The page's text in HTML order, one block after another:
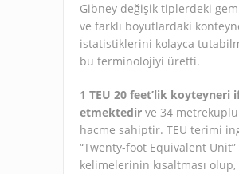
Gibney değişik tiplerdeki
ve farklı boyutlardaki
istatistiklerini kolayca
bu terminolojiyi üretti.
1 TEU 20 feet’lik koyteyneri
etmektedir ve 34
hacme sahiptir. TEU terimi
“Twenty-foot Equivalent Unit”
kelimelerinin kısaltması olup,